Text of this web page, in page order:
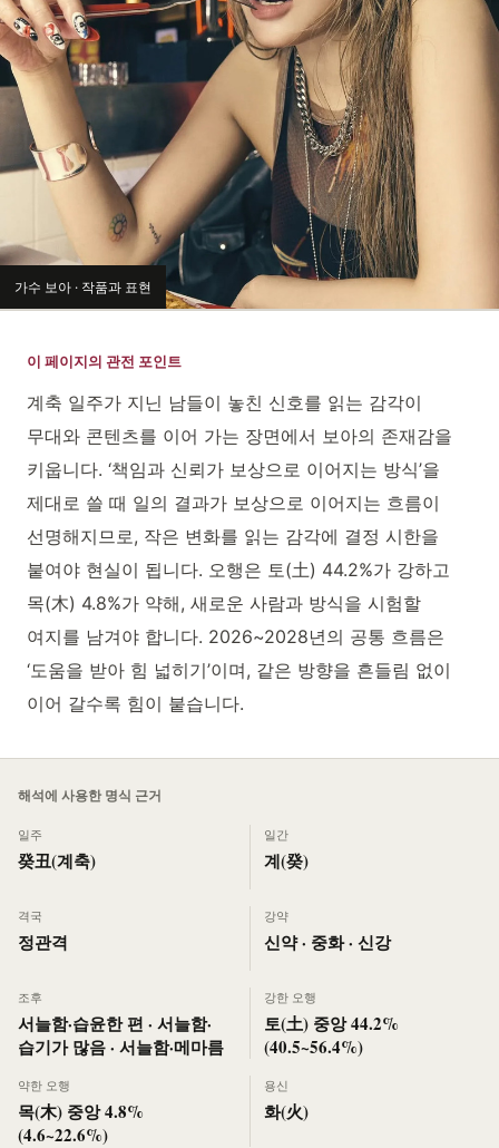
가수 보아 · 작품과 표현
이 페이지의 관전 포인트
계축 일주가 지닌 남들이 놓친 신호를 읽는 감각이
무대와 콘텐츠를 이어 가는 장면에서 보아의 존재감을
키웁니다. ‘책임과 신뢰가 보상으로 이어지는 방식’을
제대로 쓸 때 일의 결과가 보상으로 이어지는 흐름이
선명해지므로, 작은 변화를 읽는 감각에 결정 시한을
붙여야 현실이 됩니다. 오행은 토(土) 44.2%가 강하고
목(木) 4.8%가 약해, 새로운 사람과 방식을 시험할
여지를 남겨야 합니다. 2026~2028년의 공통 흐름은
‘도움을 받아 힘 넓히기’이며, 같은 방향을 흔들림 없이
이어 갈수록 힘이 붙습니다.
해석에 사용한 명식 근거
일주
癸丑(계축)
일간
계(癸)
격국
정관격
강약
신약 · 중화 · 신강
조후
서늘함·습윤한 편 · 서늘함·
습기가 많음 · 서늘함·메마름
강한 오행
토(土) 중앙 44.2%
(40.5~56.4%)
약한 오행
목(木) 중앙 4.8%
(4.6~22.6%)
용신
화(火)